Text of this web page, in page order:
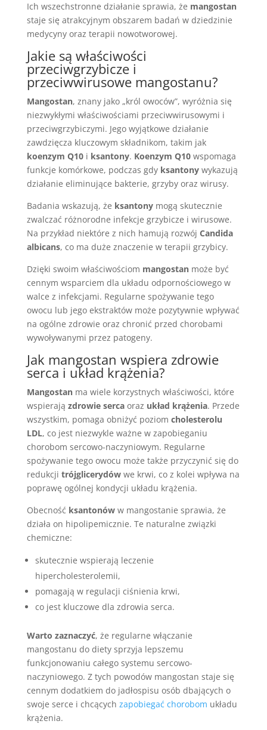
Ich wszechstronne działanie sprawia, że mangostan
staje się atrakcyjnym obszarem badań w dziedzinie
medycyny oraz terapii nowotworowej.
Jakie są właściwości
przeciwgrzybicze i
przeciwwirusowe mangostanu?
Mangostan, znany jako „król owoców”, wyróżnia się
niezwykłymi właściwościami przeciwwirusowymi i
przeciwgrzybiczymi. Jego wyjątkowe działanie
zawdzięcza kluczowym składnikom, takim jak
koenzym Q10i ksantony. Koenzym Q10wspomaga
funkcje komórkowe, podczas gdy ksantonywykazują
działanie eliminujące bakterie, grzyby oraz wirusy.
Badania wskazują, że ksantonymogą skutecznie
zwalczać różnorodne infekcje grzybicze i wirusowe.
Na przykład niektóre z nich hamują rozwój Candida
albicans, co ma duże znaczenie w terapii grzybicy.
Dzięki swoim właściwościom mangostanmoże być
cennym wsparciem dla układu odpornościowego w
walce z infekcjami. Regularne spożywanie tego
owocu lub jego ekstraktów może pozytywnie wpływać
na ogólne zdrowie oraz chronić przed chorobami
wywoływanymi przez patogeny.
Jak mangostan wspiera zdrowie
serca i układ krążenia?
Mangostanma wiele korzystnych właściwości, które
wspierają zdrowie sercaoraz układ krążenia. Przede
wszystkim, pomaga obniżyć poziom cholesterolu
LDL, co jest niezwykle ważne w zapobieganiu
chorobom sercowo-naczyniowym. Regularne
spożywanie tego owocu może także przyczynić się do
redukcji trójglicerydówwe krwi, co z kolei wpływa na
poprawę ogólnej kondycji układu krążenia.
Obecność ksantonóww mangostanie sprawia, że
działa on hipolipemicznie. Te naturalne związki
chemiczne:
skutecznie wspierają leczenie
hipercholesterolemii,
pomagają w regulacji ciśnienia krwi,
co jest kluczowe dla zdrowia serca.
Warto zaznaczyć, że regularne włączanie
mangostanu do diety sprzyja lepszemu
funkcjonowaniu całego systemu sercowo-
naczyniowego. Z tych powodów mangostan staje się
cennym dodatkiem do jadłospisu osób dbających o
swoje serce i chcących zapobiegać chorobom układu
krążenia.